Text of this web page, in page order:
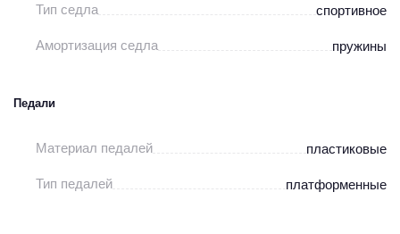
Тип седла спортивное
Амортизация седла пружины
Педали
Материал педалей пластиковые
Тип педалей платформенные